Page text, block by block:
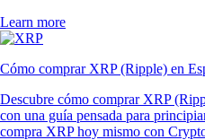
Learn more
Cómo comprar XRP (Ripple) en
Descubre cómo comprar XRP
con una guía pensada para
compra XRP hoy mismo con